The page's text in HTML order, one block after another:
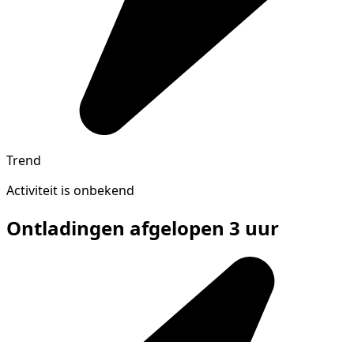
Trend
Activiteit is onbekend
Ontladingen afgelopen 3 uur